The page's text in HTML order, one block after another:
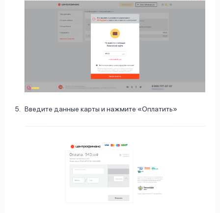
Введите данные карты и нажмите «Оплатить»